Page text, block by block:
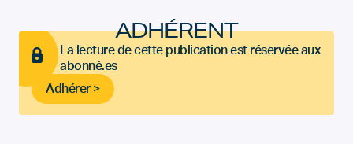
ADHÉRENT
La lecture de cette publication est réservée aux
abonné.es
Adhérer >